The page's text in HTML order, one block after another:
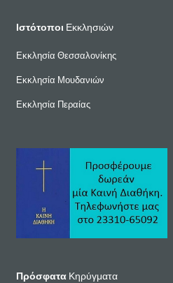
Ιστότοποι Εκκλησιών
Εκκλησία Θεσσαλονίκης
Εκκλησία Μουδανιών
Εκκλησία Περαίας
Πρόσφατα Κηρύγματα